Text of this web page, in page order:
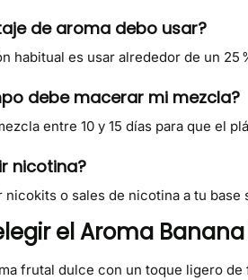
de aroma debo usar?
habitual es usar alrededor de un
debe macerar mi mezcla?
entre 10 y 15 días para que el
nicotina?
nicokits o sales de nicotina a tu
el Aroma
frutal dulce con un toque ligero